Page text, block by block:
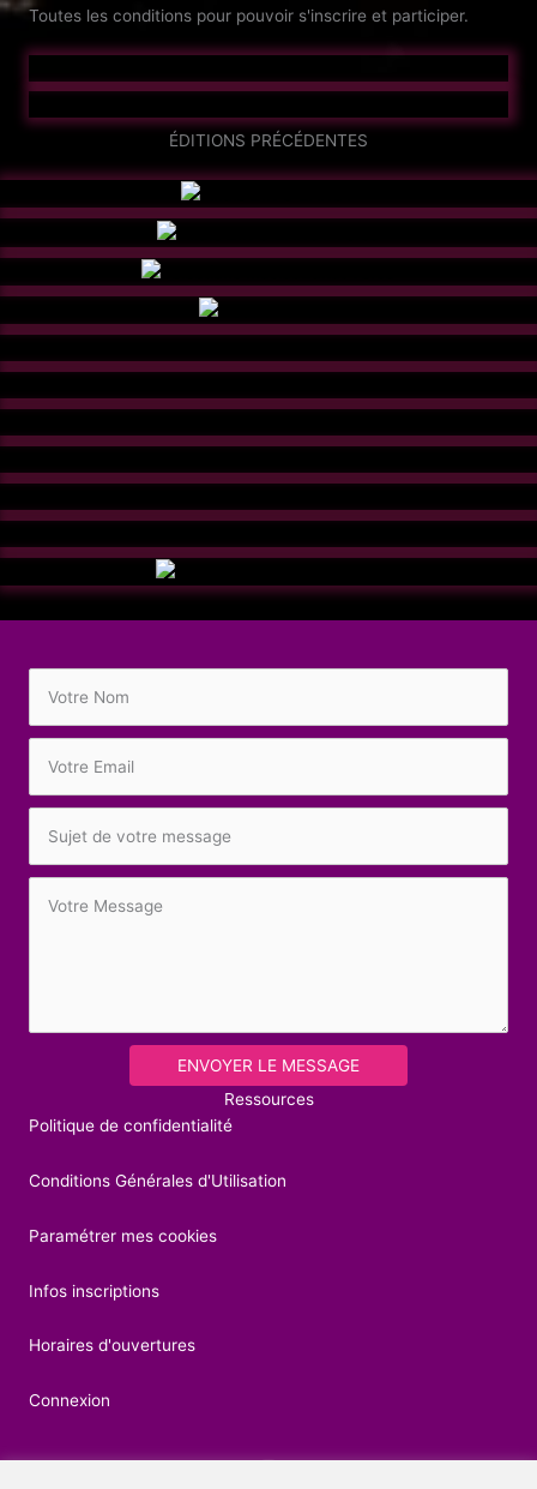
Toutes les conditions pour pouvoir s'inscrire et participer.
ÉDITIONS PRÉCÉDENTES
ENVOYER LE MESSAGE
Ressources
Politique de confidentialité
Conditions Générales d'Utilisation
Paramétrer mes cookies
Infos inscriptions
Horaires d'ouvertures
Connexion